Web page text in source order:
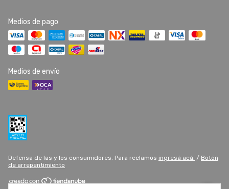
Medios de pago
Medios de envío
Defensa de las y los consumidores. Para reclamos ingresá acá. / Botón
de arrepentimiento